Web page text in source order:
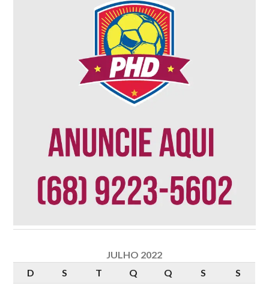
JULHO 2022
D
S T Q Q S S